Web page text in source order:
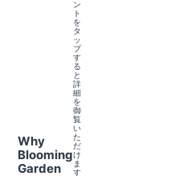
Why
Blooming
Garden
ン
ト
を
タ
ッ
プ
す
る
と
詳
細
を
御
覧
い
た
だ
け
ま
す